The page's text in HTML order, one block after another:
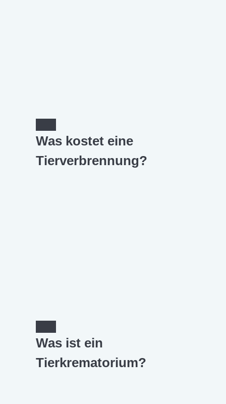
Was kostet eine
Tierverbrennung?
Was ist ein
Tierkrematorium?